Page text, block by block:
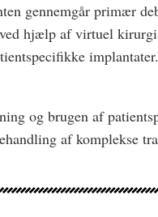
gennemgår primær
hjælp af virtuel
implantater.
og brugen af
af komplekse